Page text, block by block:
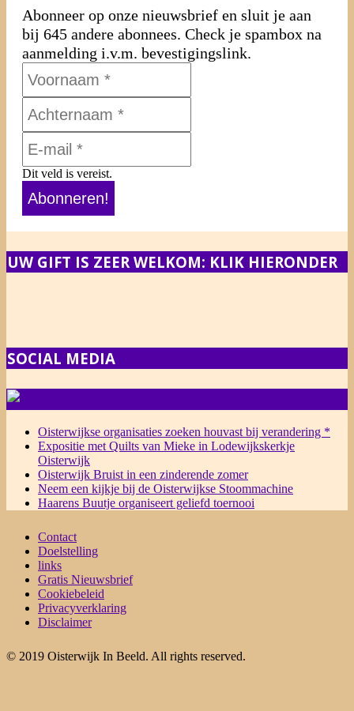
Abonneer op onze nieuwsbrief en sluit je aan
bij 645 andere abonnees. Check je spambox na
aanmelding i.v.m. bevestigingslink.
Dit veld is vereist.
UW GIFT IS ZEER WELKOM: KLIK HIERONDER
SOCIAL MEDIA
Oisterwijkse organisaties zoeken houvast bij verandering *
Expositie met Quilts van Mieke in Lodewijkskerkje
Oisterwijk
Oisterwijk Bruist in een zinderende zomer
Neem een kijkje bij de Oisterwijkse Stoommachine
Haarens Buutje organiseert geliefd toernooi
Contact
Doelstelling
links
Gratis Nieuwsbrief
Cookiebeleid
Privacyverklaring
Disclaimer
© 2019 Oisterwijk In Beeld. All rights reserved.